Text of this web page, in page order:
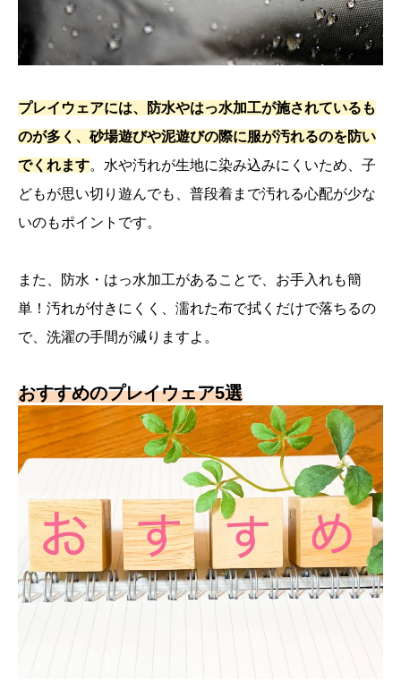
プレイウェアには、防水やはっ水加工が施されているも
のが多く、砂場遊びや泥遊びの際に服が汚れるのを防い
でくれます。水や汚れが生地に染み込みにくいため、子
どもが思い切り遊んでも、普段着まで汚れる心配が少な
いのもポイントです。
また、防水・はっ水加工があることで、お手入れも簡
単！汚れが付きにくく、濡れた布で拭くだけで落ちるの
で、洗濯の手間が減りますよ。
おすすめのプレイウェア5選